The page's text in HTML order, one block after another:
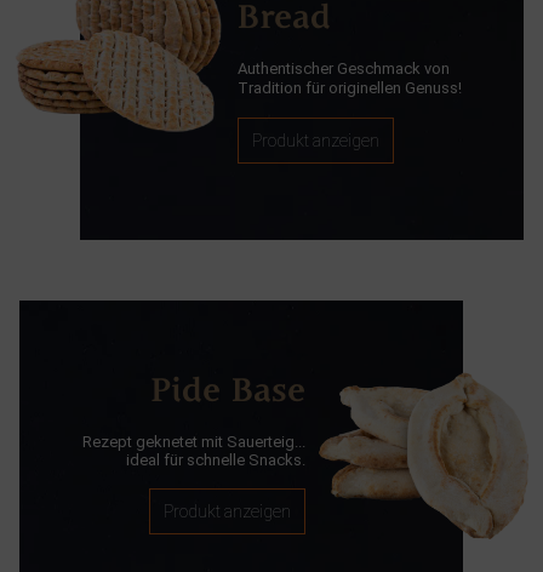
Bread
Authentischer Geschmack von
Tradition für originellen Genuss!
Produkt anzeigen
Pide Base
Rezept geknetet mit Sauerteig...
ideal für schnelle Snacks.
Produkt anzeigen